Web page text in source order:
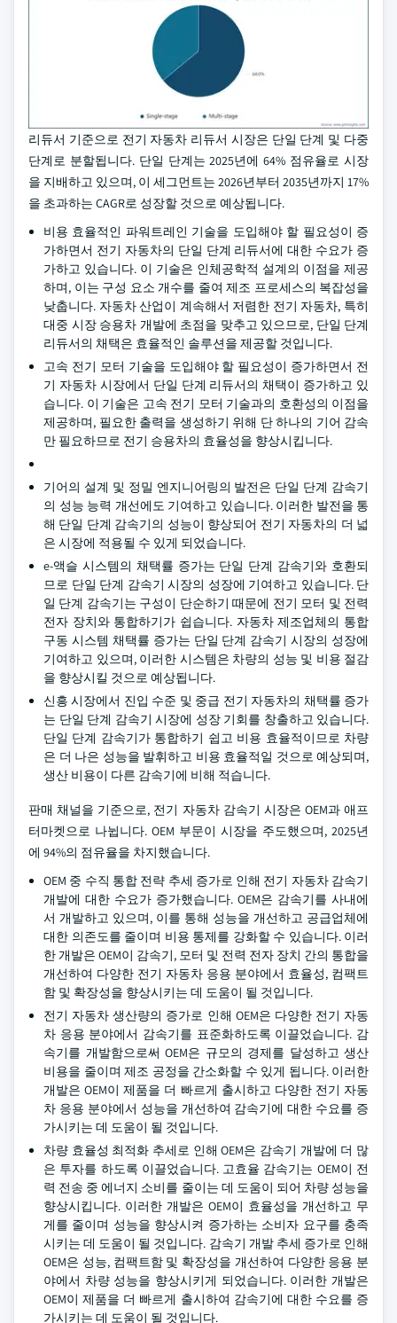
리듀서 기준으로 전기 자동차 리듀서 시장은 단일 단계 및 다중
단계로 분할됩니다. 단일 단계는 2025년에 64% 점유율로 시장
을 지배하고 있으며, 이 세그먼트는 2026년부터 2035년까지 17%
을 초과하는 CAGR로 성장할 것으로 예상됩니다.
비용 효율적인 파워트레인 기술을 도입해야 할 필요성이 증
가하면서 전기 자동차의 단일 단계 리듀서에 대한 수요가 증
가하고 있습니다. 이 기술은 인체공학적 설계의 이점을 제공
하며, 이는 구성 요소 개수를 줄여 제조 프로세스의 복잡성을
낮춥니다. 자동차 산업이 계속해서 저렴한 전기 자동차, 특히
대중 시장 승용차 개발에 초점을 맞추고 있으므로, 단일 단계
리듀서의 채택은 효율적인 솔루션을 제공할 것입니다.
고속 전기 모터 기술을 도입해야 할 필요성이 증가하면서 전
기 자동차 시장에서 단일 단계 리듀서의 채택이 증가하고 있
습니다. 이 기술은 고속 전기 모터 기술과의 호환성의 이점을
제공하며, 필요한 출력을 생성하기 위해 단 하나의 기어 감속
만 필요하므로 전기 승용차의 효율성을 향상시킵니다.
기어의 설계 및 정밀 엔지니어링의 발전은 단일 단계 감속기
의 성능 능력 개선에도 기여하고 있습니다. 이러한 발전을 통
해 단일 단계 감속기의 성능이 향상되어 전기 자동차의 더 넓
은 시장에 적용될 수 있게 되었습니다.
e-액슬 시스템의 채택률 증가는 단일 단계 감속기와 호환되
므로 단일 단계 감속기 시장의 성장에 기여하고 있습니다. 단
일 단계 감속기는 구성이 단순하기 때문에 전기 모터 및 전력
전자 장치와 통합하기가 쉽습니다. 자동차 제조업체의 통합
구동 시스템 채택률 증가는 단일 단계 감속기 시장의 성장에
기여하고 있으며, 이러한 시스템은 차량의 성능 및 비용 절감
을 향상시킬 것으로 예상됩니다.
신흥 시장에서 진입 수준 및 중급 전기 자동차의 채택률 증가
는 단일 단계 감속기 시장에 성장 기회를 창출하고 있습니다.
단일 단계 감속기가 통합하기 쉽고 비용 효율적이므로 차량
은 더 나은 성능을 발휘하고 비용 효율적일 것으로 예상되며,
생산 비용이 다른 감속기에 비해 적습니다.
판매 채널을 기준으로, 전기 자동차 감속기 시장은 OEM과 애프
터마켓으로 나뉩니다. OEM 부문이 시장을 주도했으며, 2025년
에 94%의 점유율을 차지했습니다.
OEM 중 수직 통합 전략 추세 증가로 인해 전기 자동차 감속기
개발에 대한 수요가 증가했습니다. OEM은 감속기를 사내에
서 개발하고 있으며, 이를 통해 성능을 개선하고 공급업체에
대한 의존도를 줄이며 비용 통제를 강화할 수 있습니다. 이러
한 개발은 OEM이 감속기, 모터 및 전력 전자 장치 간의 통합을
개선하여 다양한 전기 자동차 응용 분야에서 효율성, 컴팩트
함 및 확장성을 향상시키는 데 도움이 될 것입니다.
전기 자동차 생산량의 증가로 인해 OEM은 다양한 전기 자동
차 응용 분야에서 감속기를 표준화하도록 이끌었습니다. 감
속기를 개발함으로써 OEM은 규모의 경제를 달성하고 생산
비용을 줄이며 제조 공정을 간소화할 수 있게 됩니다. 이러한
개발은 OEM이 제품을 더 빠르게 출시하고 다양한 전기 자동
차 응용 분야에서 성능을 개선하여 감속기에 대한 수요를 증
가시키는 데 도움이 될 것입니다.
차량 효율성 최적화 추세로 인해 OEM은 감속기 개발에 더 많
은 투자를 하도록 이끌었습니다. 고효율 감속기는 OEM이 전
력 전송 중 에너지 소비를 줄이는 데 도움이 되어 차량 성능을
향상시킵니다. 이러한 개발은 OEM이 효율성을 개선하고 무
게를 줄이며 성능을 향상시켜 증가하는 소비자 요구를 충족
시키는 데 도움이 될 것입니다. 감속기 개발 추세 증가로 인해
OEM은 성능, 컴팩트함 및 확장성을 개선하여 다양한 응용 분
야에서 차량 성능을 향상시키게 되었습니다. 이러한 개발은
OEM이 제품을 더 빠르게 출시하여 감속기에 대한 수요를 증
가시키는 데 도움이 될 것입니다.